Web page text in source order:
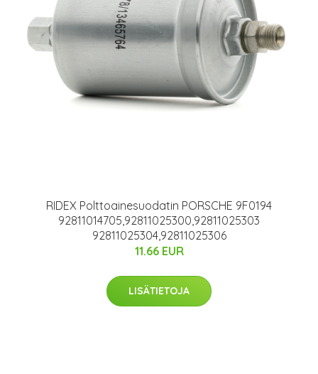
RIDEX Polttoainesuodatin PORSCHE 9F0194
92811014705,92811025300,92811025303
92811025304,92811025306
11.66 EUR
LISÄTIETOJA